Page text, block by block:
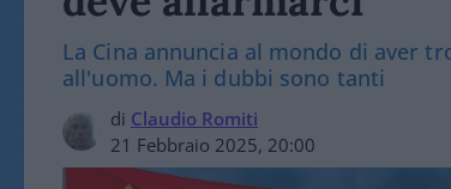
La Cina annuncia al mondo di aver
all'uomo. Ma i dubbi sono tanti
di Claudio Romiti
21 Febbraio 2025, 20:00